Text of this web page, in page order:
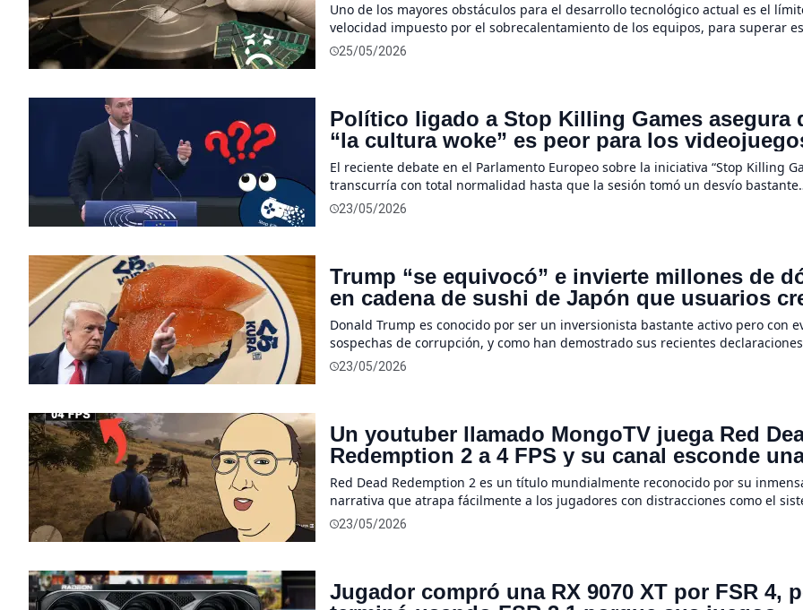
Uno de los mayores obstáculos para el desarrollo tecnológico actual es el
velocidad impuesto por el sobrecalentamiento de los equipos, para superar
barrera, un equipo de investigadores de la Universidad de Tokio desarrolló un
25/05/2026
Político ligado a Stop Killing Games asegura
“la cultura woke” es peor para los
cerrar servidores
El reciente debate en el Parlamento Europeo sobre la iniciativa “Stop Killing
transcurría con total normalidad hasta que la sesión tomó un desvío bastante
inesperado. Lo que comenzó como una discusión seria sobre la preservación
23/05/2026
Trump “se equivocó” e invierte millones de
en cadena de sushi de Japón que usuarios
confundió con empresa ligada al boom de la
Donald Trump es conocido por ser un inversionista bastante activo pero con
sospechas de corrupción, y como han demostrado sus recientes
impuestos, el presidente estadounidense ha realizado una serie de hábiles
23/05/2026
Un youtuber llamado MongoTV juega Red
Redemption 2 a 4 FPS y su canal esconde
particular historia
Red Dead Redemption 2 es un título mundialmente reconocido por su
narrativa que atrapa fácilmente a los jugadores con distracciones como el
cazarrecompensas o las donaciones al campamento base. Sin embargo, a este
23/05/2026
Jugador compró una RX 9070 XT por FSR 4,